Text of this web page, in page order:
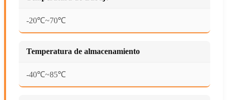
-20℃~70℃
Temperatura de almacenamiento
-40℃~85℃